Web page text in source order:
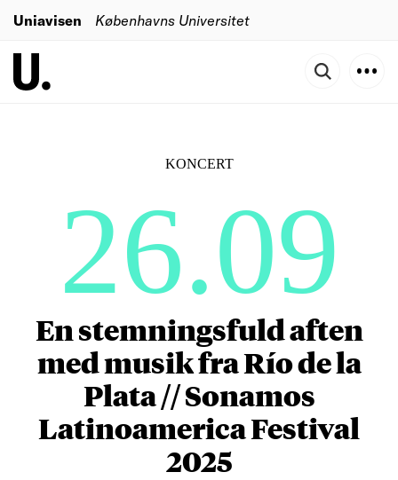
Uniavisen Københavns Universitet
KONCERT
26.09
En stemningsfuld aften
med musik fra Río de la
Plata // Sonamos
Latinoamerica Festival
2025